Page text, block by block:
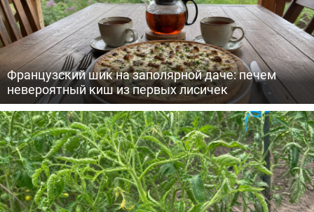
Французский шик на заполярной даче: печем
невероятный киш из первых лисичек